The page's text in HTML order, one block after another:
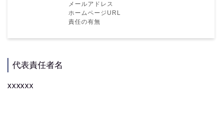
メールアドレス
ホームページURL
責任の有無
代表責任者名
xxxxxx